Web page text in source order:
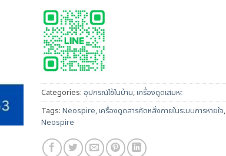
Categories: อุปกรณ์ใช้ในบ้าน,เครื่องดูดเสมหะ
Tags: Neospire,เครื่องดูดสารคัดหลั่งภายในระบบการหายใจ,
Neospire